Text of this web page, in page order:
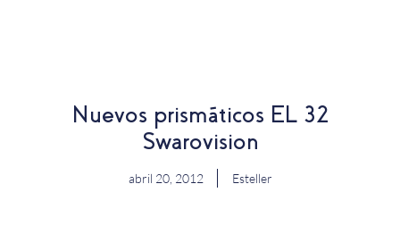
Nuevos prismáticos EL 32
Swarovision
abril 20, 2012 Esteller